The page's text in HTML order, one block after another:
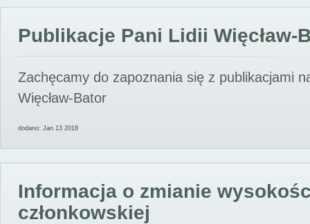
Publikacje Pani Lidii Więcław-
Zachęcamy do zapoznania się z publikacjami
Więcław-Bator
dodano: Jan 13 2018
Informacja o zmianie
członkowskiej